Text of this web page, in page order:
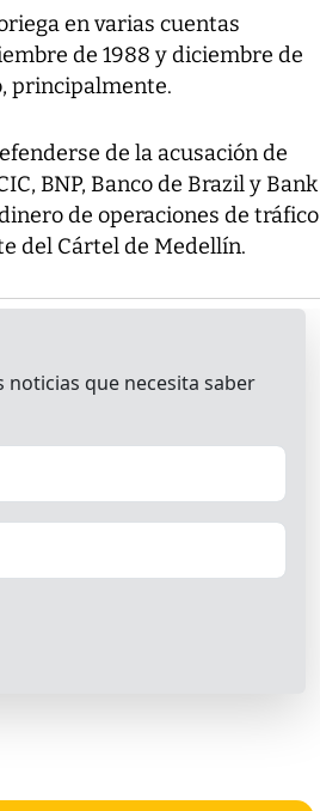
en varias cuentas
de 1988 y diciembre de
principalmente.
de la acusación de
BNP, Banco de Brazil y Bank
de operaciones de tráfico
del Cártel de Medellín.